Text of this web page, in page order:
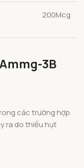
200Mcg
3B
các trường hợp
ra do thiếu hụt